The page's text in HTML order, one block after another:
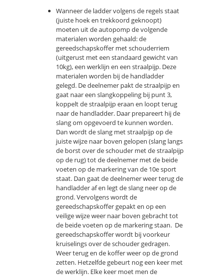
Wanneer de ladder volgens de regels staat
(juiste hoek en trekkoord geknoopt)
moeten uit de autopomp de volgende
materialen worden gehaald: de
gereedschapskoffer met schouderriem
(uitgerust met een standaard gewicht van
10kg), een werklijn en een straalpijp. Deze
materialen worden bij de handladder
gelegd. De deelnemer pakt de straalpijp en
gaat naar een slangkoppeling bij punt 3,
koppelt de straalpijp eraan en loopt terug
naar de handladder. Daar prepareert hij de
slang om opgevoerd te kunnen worden.
Dan wordt de slang met straalpijp op de
juiste wijze naar boven gelopen (slang langs
de borst over de schouder met de straalpijp
op de rug) tot de deelnemer met de beide
voeten op de markering van de 10e sport
staat. Dan gaat de deelnemer weer terug de
handladder af en legt de slang neer op de
grond. Vervolgens wordt de
gereedschapskoffer gepakt en op een
veilige wijze weer naar boven gebracht tot
de beide voeten op de markering staan. De
gereedschapskoffer wordt bij voorkeur
kruiselings over de schouder gedragen.
Weer terug en de koffer weer op de grond
zetten. Hetzelfde gebeurt nog een keer met
de werklijn. Elke keer moet men de